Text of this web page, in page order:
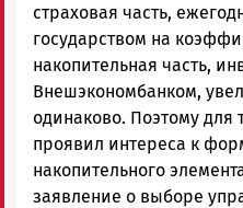
страховая часть,
государством на
накопительная часть,
Внешэкономбанком,
одинаково. Поэтому для
проявил интереса к
накопительного
заявление о выборе